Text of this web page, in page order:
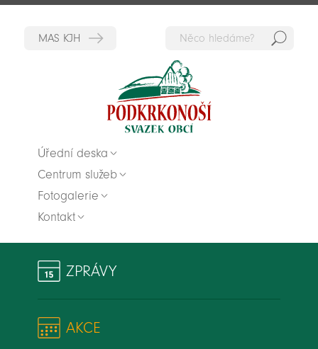
Úřední deska
Centrum služeb
Fotogalerie
Kontakt
ZPRÁVY
AKCE